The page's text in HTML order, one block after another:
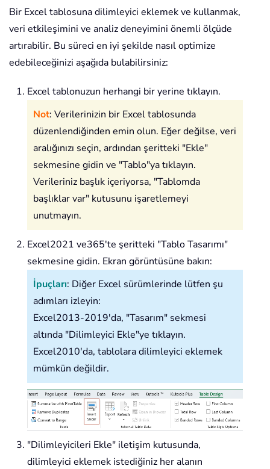
Bir Excel tablosuna dilimleyici eklemek ve kullanmak,
veri etkileşimini ve analiz deneyimini önemli ölçüde
artırabilir. Bu süreci en iyi şekilde nasıl optimize
edebileceğinizi aşağıda bulabilirsiniz:
Excel tablonuzun herhangi bir yerine tıklayın.
Not: Verilerinizin bir Excel tablosunda
düzenlendiğinden emin olun. Eğer değilse, veri
aralığınızı seçin, ardından şeritteki "Ekle"
sekmesine gidin ve "Tablo"ya tıklayın.
Verileriniz başlık içeriyorsa, "Tablomda
başlıklar var" kutusunu işaretlemeyi
unutmayın.
Excel2021 ve365'te şeritteki "Tablo Tasarımı"
sekmesine gidin. Ekran görüntüsüne bakın:
İpuçları: Diğer Excel sürümlerinde lütfen şu
adımları izleyin:
Excel2013-2019'da, "Tasarım" sekmesi
altında "Dilimleyici Ekle"ye tıklayın.
Excel2010'da, tablolara dilimleyici eklemek
mümkün değildir.
"Dilimleyicileri Ekle" iletişim kutusunda,
dilimleyici eklemek istediğiniz her alanın